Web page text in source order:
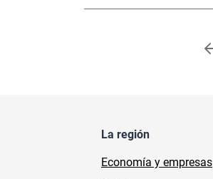
La región
Economía y empresas